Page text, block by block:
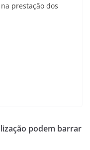
prestação dos
podem barrar